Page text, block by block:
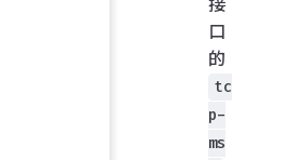
口
的
tc
p-
ms